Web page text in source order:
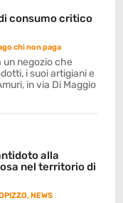
consumo critico
chi non paga
un negozio che
i suoi artigiani e
in via Di Maggio
alla
nel territorio di
,NEWS